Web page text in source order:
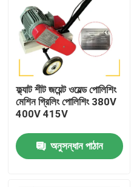
ফ্ল্যাট শীট জয়েন্ট ওয়েল্ড পোলিশিং
মেশিন গ্রিলিং পোলিশিং 380V
400V 415V
অনুসন্ধান পাঠান